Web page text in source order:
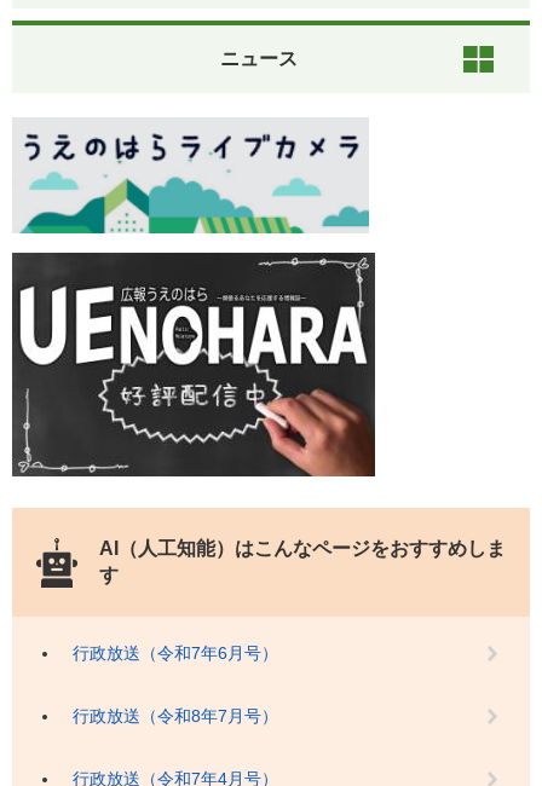
ニュース
AI（人工知能）はこんなページをおすすめしま
す
行政放送（令和7年6月号）
行政放送（令和8年7月号）
行政放送（令和7年4月号）